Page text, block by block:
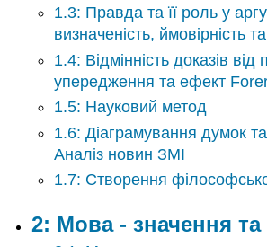
значення
визначення
Неформальні
помилки
помилки
міркуванні
Дедуктивні
1.3: Правда та її роль у
визначеність, ймовірність
1.4: Відмінність доказів від
упередження та ефект
1.5: Науковий метод
1.6: Діаграмування думок
Аналіз новин ЗМІ
1.7: Створення
2: Мова - значення та